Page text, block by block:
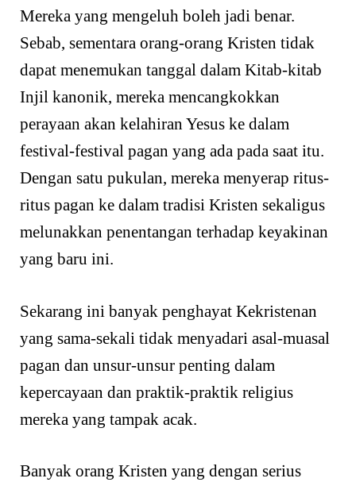
Mereka yang mengeluh boleh jadi benar.
Sebab, sementara orang-orang Kristen tidak
dapat menemukan tanggal dalam Kitab-kitab
Injil kanonik, mereka mencangkokkan
perayaan akan kelahiran Yesus ke dalam
festival-festival pagan yang ada pada saat itu.
Dengan satu pukulan, mereka menyerap ritus-
ritus pagan ke dalam tradisi Kristen sekaligus
melunakkan penentangan terhadap keyakinan
yang baru ini.
Sekarang ini banyak penghayat Kekristenan
yang sama-sekali tidak menyadari asal-muasal
pagan dan unsur-unsur penting dalam
kepercayaan dan praktik-praktik religius
mereka yang tampak acak.
Banyak orang Kristen yang dengan serius